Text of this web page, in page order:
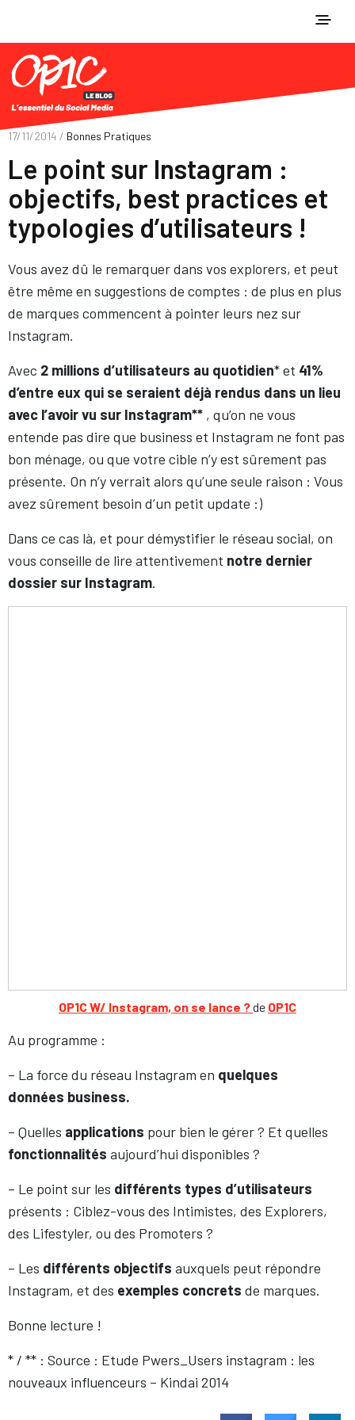
17/11/2014 / Bonnes Pratiques
Le point sur Instagram :
objectifs, best practices et
typologies d’utilisateurs !
Vous avez dû le remarquer dans vos explorers, et peut
être même en suggestions de comptes : de plus en plus
de marques commencent à pointer leurs nez sur
Instagram.
Avec 2 millions d’utilisateurs au quotidien* et 41%
d’entre eux qui se seraient déjà rendus dans un lieu
avec l’avoir vu sur Instagram** , qu’on ne vous
entende pas dire que business et Instagram ne font pas
bon ménage, ou que votre cible n’y est sûrement pas
présente. On n’y verrait alors qu’une seule raison : Vous
avez sûrement besoin d’un petit update :)
Dans ce cas là, et pour démystifier le réseau social, on
vous conseille de lire attentivement notre dernier
dossier sur Instagram.
OP1C W/ Instagram, on se lance ?de OP1C
Au programme :
– La force du réseau Instagram en quelques
données business.
– Quelles applications pour bien le gérer ? Et quelles
fonctionnalités aujourd’hui disponibles ?
– Le point sur les différents types d’utilisateurs
présents : Ciblez-vous des Intimistes, des Explorers,
des Lifestyler, ou des Promoters ?
– Les différents objectifs auxquels peut répondre
Instagram, et des exemples concrets de marques.
Bonne lecture !
* / ** : Source : Etude Pwers_Users instagram : les
nouveaux influenceurs – Kindai 2014